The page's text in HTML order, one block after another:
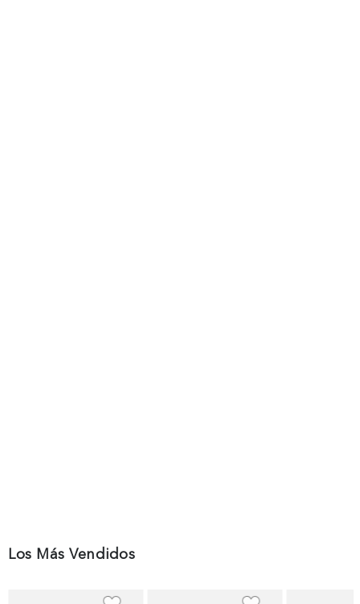
Los Más Vendidos